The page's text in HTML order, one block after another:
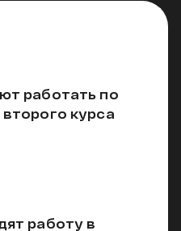
работать по
курса
работу в